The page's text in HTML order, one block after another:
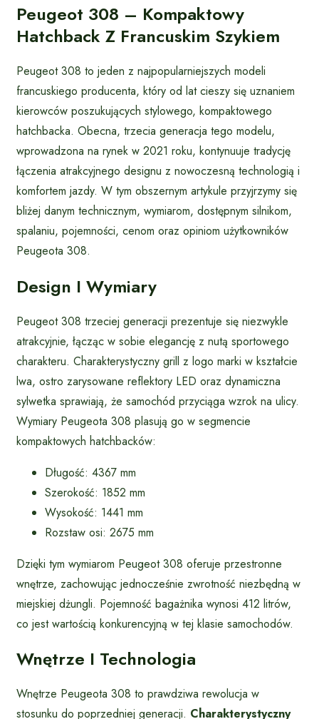
Peugeot 308 – Kompaktowy
Hatchback Z Francuskim Szykiem
Peugeot 308 to jeden z najpopularniejszych modeli
francuskiego producenta, który od lat cieszy się uznaniem
kierowców poszukujących stylowego, kompaktowego
hatchbacka. Obecna, trzecia generacja tego modelu,
wprowadzona na rynek w 2021 roku, kontynuuje tradycję
łączenia atrakcyjnego designu z nowoczesną technologią i
komfortem jazdy. W tym obszernym artykule przyjrzymy się
bliżej danym technicznym, wymiarom, dostępnym silnikom,
spalaniu, pojemności, cenom oraz opiniom użytkowników
Peugeota 308.
Design I Wymiary
Peugeot 308 trzeciej generacji prezentuje się niezwykle
atrakcyjnie, łącząc w sobie elegancję z nutą sportowego
charakteru. Charakterystyczny grill z logo marki w kształcie
lwa, ostro zarysowane reflektory LED oraz dynamiczna
sylwetka sprawiają, że samochód przyciąga wzrok na ulicy.
Wymiary Peugeota 308 plasują go w segmencie
kompaktowych hatchbacków:
Długość: 4367 mm
Szerokość: 1852 mm
Wysokość: 1441 mm
Rozstaw osi: 2675 mm
Dzięki tym wymiarom Peugeot 308 oferuje przestronne
wnętrze, zachowując jednocześnie zwrotność niezbędną w
miejskiej dżungli. Pojemność bagażnika wynosi 412 litrów,
co jest wartością konkurencyjną w tej klasie samochodów.
Wnętrze I Technologia
Wnętrze Peugeota 308 to prawdziwa rewolucja w
stosunku do poprzedniej generacji. Charakterystyczny